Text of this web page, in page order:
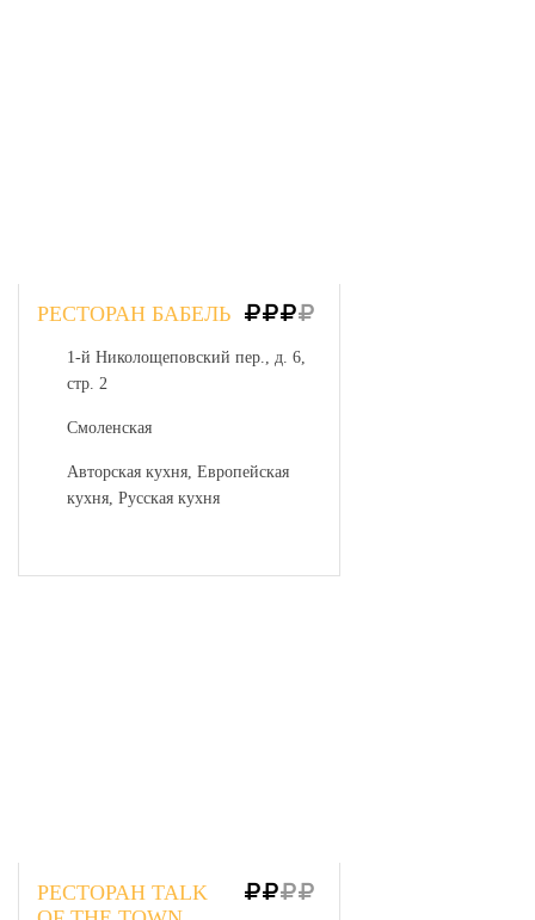
РЕСТОРАН БАБЕЛЬ
1-й Николощеповский пер., д. 6,
стр. 2
Смоленская
Авторская кухня, Европейская
кухня, Русская кухня
РЕСТОРАН TALK